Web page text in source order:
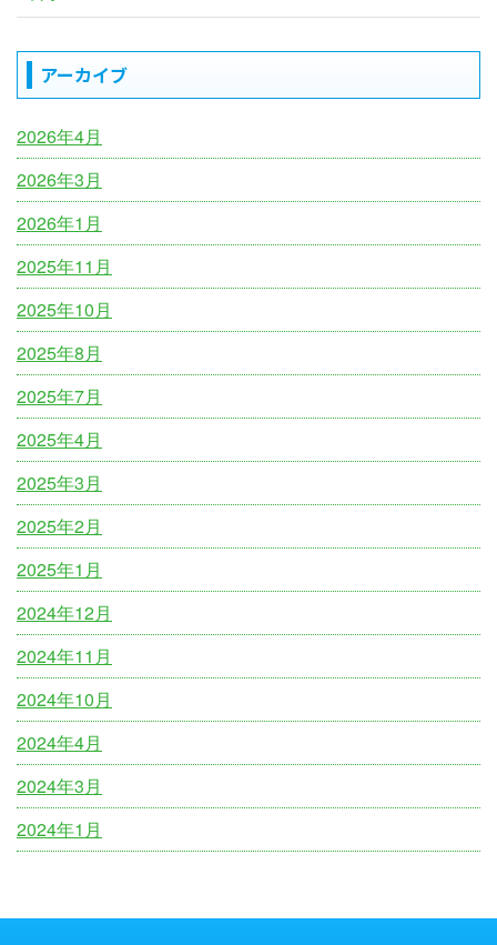
アーカイブ
2026年4月
2026年3月
2026年1月
2025年11月
2025年10月
2025年8月
2025年7月
2025年4月
2025年3月
2025年2月
2025年1月
2024年12月
2024年11月
2024年10月
2024年4月
2024年3月
2024年1月